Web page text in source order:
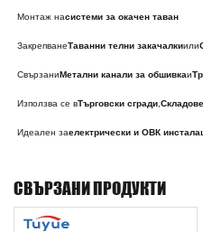
Монтаж насистеми за окачен таван
ЗакрепванеТаванни телни закачалкиили
СвързаниМетални канали за обшивкаи
Използва се вТърговски сгради,Складове
Идеален заелектрически и ОВК
СВЪРЗАНИ ПРОДУКТИ